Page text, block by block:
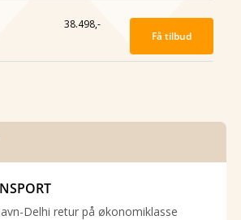
38.498,-
Få tilbud
Delhi retur på økonomiklasse